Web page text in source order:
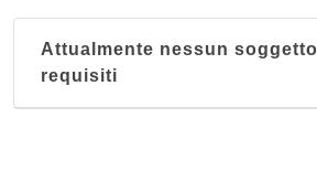
Attualmente nessun
requisiti